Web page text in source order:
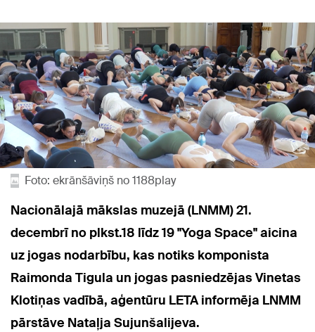
Foto: ekrānšāviņš no 1188play
Nacionālajā mākslas muzejā (LNMM) 21.
decembrī no plkst.18 līdz 19 "Yoga Space" aicina
uz jogas nodarbību, kas notiks komponista
Raimonda Tigula un jogas pasniedzējas Vinetas
Klotiņas vadībā, aģentūru LETA informēja LNMM
pārstāve Nataļja Sujunšalijeva.